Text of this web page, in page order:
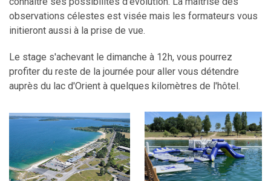
observations célestes est visée mais les formateurs vous
initieront aussi à la prise de vue.
Le stage s'achevant le dimanche à 12h, vous pourrez
profiter du reste de la journée pour aller vous détendre
auprès du lac d'Orient à quelques kilomètres de l'hôtel.